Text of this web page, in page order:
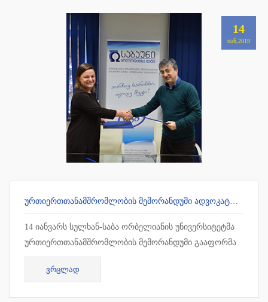
14
ᲘᲐᲜ,2019
ᲣᲠᲗᲘᲔᲠᲗᲗᲐᲜᲐᲛᲨᲠᲝᲛᲚᲝᲑᲘᲡ ᲛᲔᲛᲝᲠᲐᲜᲓᲣᲛᲘ ᲐᲓᲕᲝᲙᲐᲢᲗᲐ ᲡᲐᲙᲕᲐᲚᲘᲤᲘᲙᲐᲪᲘᲝ ᲒᲐᲛᲝᲪᲓᲔᲑᲘᲡ ᲛᲝᲡᲐᲛᲖᲐᲓᲔᲑᲔᲚ ᲪᲔᲜᲢᲠᲗᲐᲜ
14 იანვარს სულხან-საბა ორბელიანის უნივერსიტეტმა
ურთიერთთანამშრომლობის მემორანდუმი გააფორმა
ადვოკატთა საკვალიფიკაციო გამოცდების
მოსამზადებელ ცენტრთან. თანამშრ...
ᲕᲠᲪᲚᲐᲓ